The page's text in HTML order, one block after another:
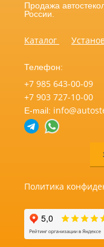
Продажа
России.
Каталог
Телефон:
+7 985 643-00-09
+7 903 727-10-00
E-mail:
Политика